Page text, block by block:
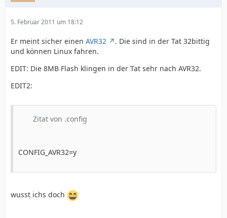
5. Februar 2011 um 18:12
Er meint sicher einen AVR32
. Die sind in der Tat 32bittig
und können Linux fahren.
EDIT: Die 8MB Flash klingen in der Tat sehr nach AVR32.
EDIT2:
Zitat von .config
CONFIG_AVR32=y
wusst ichs doch